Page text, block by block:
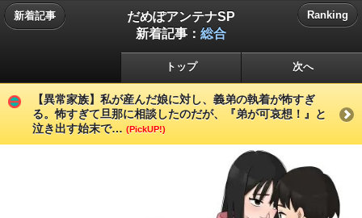
新着記事
だめぽアンテナSP
新着記事： 総合
Ranking
トップ 次へ
【異常家族】私が産んだ娘に対し、義弟の執着が怖すぎ
る。怖すぎて旦那に相談したのだが、『弟が可哀想！』と
泣き出す始末で… (PickUP!)